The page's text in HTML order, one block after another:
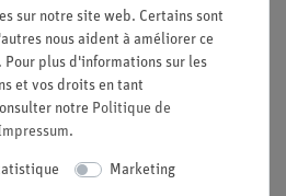
sur notre site web. Certains sont
nous aident à améliorer ce
plus d'informations sur les
et vos droits en tant
notre Politique de
.
Marketing